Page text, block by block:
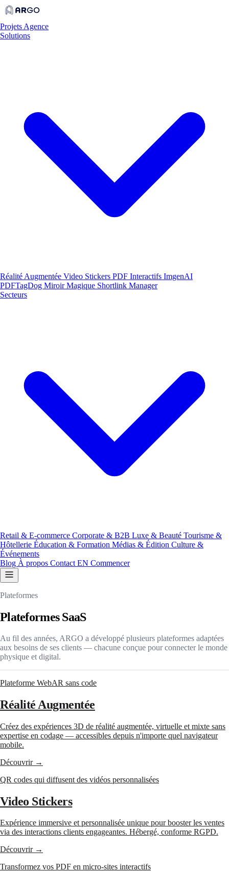
Projets Agence
Solutions
Réalité Augmentée Video Stickers PDF Interactifs ImgenAI
PDFTagDog Miroir Magique Shortlink Manager
Secteurs
Retail & E-commerce Corporate & B2B Luxe & Beauté Tourisme &
Hôtellerie Éducation & Formation Médias & Édition Culture &
Événements
Blog À propos Contact EN Commencer
Plateformes
Plateformes SaaS
Au fil des années, ARGO a développé plusieurs plateformes adaptées
aux besoins de ses clients — chacune conçue pour connecter le monde
physique et digital.
Plateforme WebAR sans code
Réalité Augmentée
Créez des expériences 3D de réalité augmentée, virtuelle et mixte sans
expertise en codage — accessibles depuis n'importe quel navigateur
mobile.
Découvrir →
QR codes qui diffusent des vidéos personnalisées
Video Stickers
Expérience immersive et personnalisée unique pour booster les ventes
via des interactions clients engageantes. Hébergé, conforme RGPD.
Découvrir →
Transformez vos PDF en micro-sites interactifs